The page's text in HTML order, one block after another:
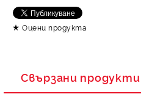
Съгласен съм с
Оцени продукта
Свързани продукти